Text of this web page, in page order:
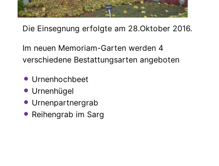
Die Einsegnung erfolgte am 28.Oktober 2016.
Im neuen Memoriam-Garten werden 4
verschiedene Bestattungsarten angeboten
Urnenhochbeet
Urnenhügel
Urnenpartnergrab
Reihengrab im Sarg